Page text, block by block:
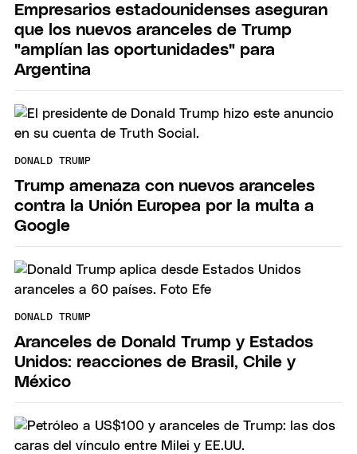
Empresarios estadounidenses aseguran
que los nuevos aranceles de Trump
"amplían las oportunidades" para
Argentina
DONALD TRUMP
Trump amenaza con nuevos aranceles
contra la Unión Europea por la multa a
Google
DONALD TRUMP
Aranceles de Donald Trump y Estados
Unidos: reacciones de Brasil, Chile y
México